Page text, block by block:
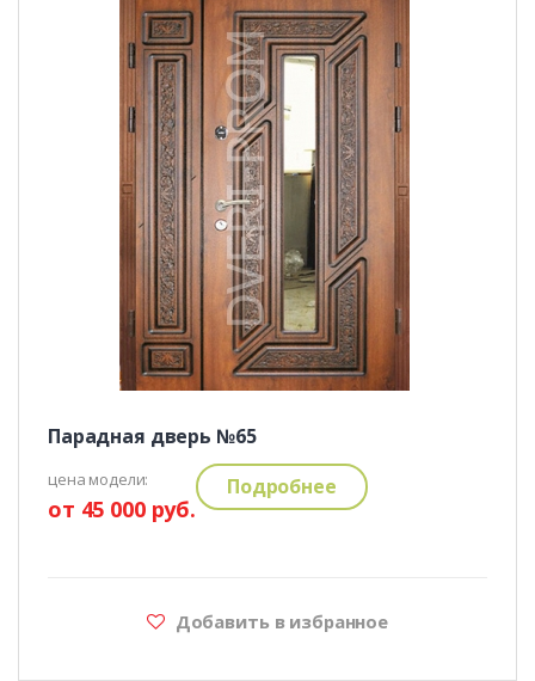
Парадная дверь №65
цена модели:
от 45 000 руб.
Подробнее
Добавить в избранное